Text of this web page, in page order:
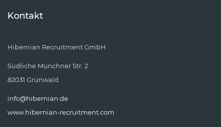
Kontakt
Hibernian Recruitment GmbH
Südliche Münchner Str. 2
82031 Grünwald
info@hibernian.de
www.hibernian-recruitment.com